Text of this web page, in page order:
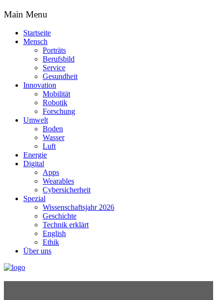
Main Menu
Startseite
Mensch
Porträts
Berufsbild
Service
Gesundheit
Innovation
Mobilität
Robotik
Forschung
Umwelt
Boden
Wasser
Luft
Energie
Digital
Apps
Wearables
Cybersicherheit
Spezial
Wissenschaftsjahr 2026
Geschichte
Technik erklärt
English
Ethik
Über uns